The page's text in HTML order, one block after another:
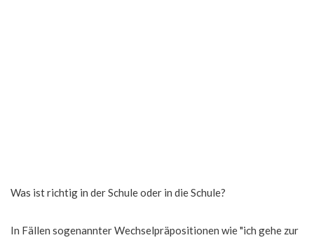
Was ist richtig in der Schule oder in die Schule?
In Fällen sogenannter Wechselpräpositionen wie "ich gehe zur